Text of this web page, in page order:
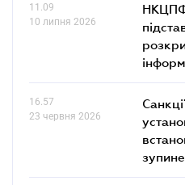
11.09
10 липня 2026
16.57
23 червня 2026